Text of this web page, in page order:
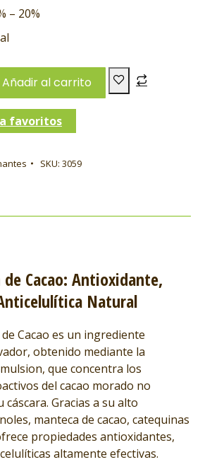
– 20%
Añadir al carrito
favoritos
SKU: 3059
Cacao: Antioxidante,
Natural
Cacao es un ingrediente
obtenido mediante la
que concentra los
del cacao morado no
Gracias a su alto
manteca de cacao, catequinas
propiedades antioxidantes,
altamente efectivas.